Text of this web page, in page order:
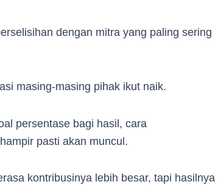
dengan mitra yang paling sering
masing-masing pihak ikut naik.
persentase bagi hasil, cara
pasti akan muncul.
kontribusinya lebih besar, tapi hasilnya